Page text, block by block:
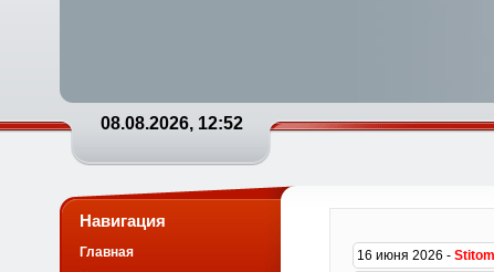
08.08.2026, 12:52
Навигация
Главная